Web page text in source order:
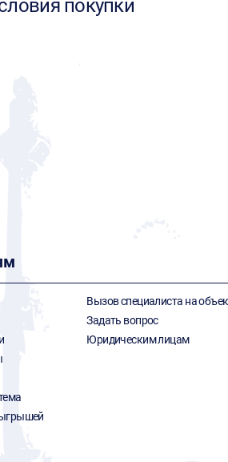
покупки
Вызов специалиста на
Задать вопрос
Юридическим лицам